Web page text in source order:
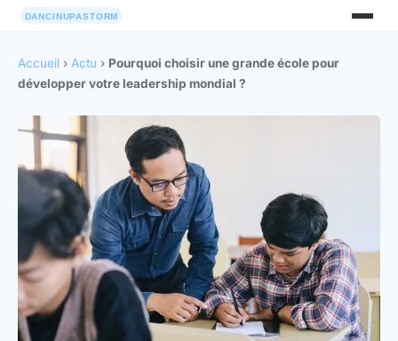
Accueil › Actu › Pourquoi choisir une grande école pour
développer votre leadership mondial ?